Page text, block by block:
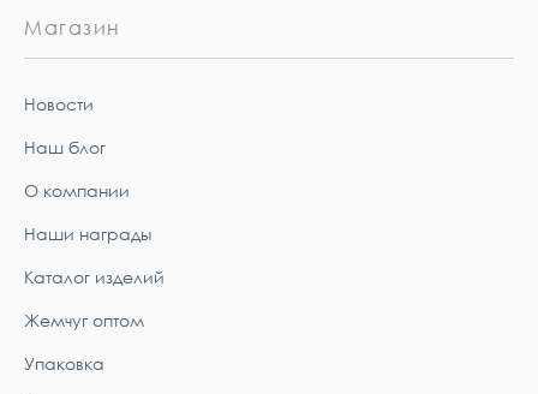
Магазин
Новости
Наш блог
О компании
Наши награды
Каталог изделий
Жемчуг оптом
Упаковка